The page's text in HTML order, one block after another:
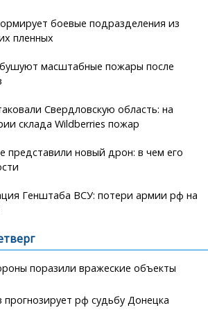
боевые подразделения из
пленных
масштабные пожары после
Свердловскую область: на
склада Wildberries пожар
представили новый дрон: в чем его
Генштаба ВСУ: потери армии рф на
поразили вражеские объекты
прогнозирует рф судьбу Донецка